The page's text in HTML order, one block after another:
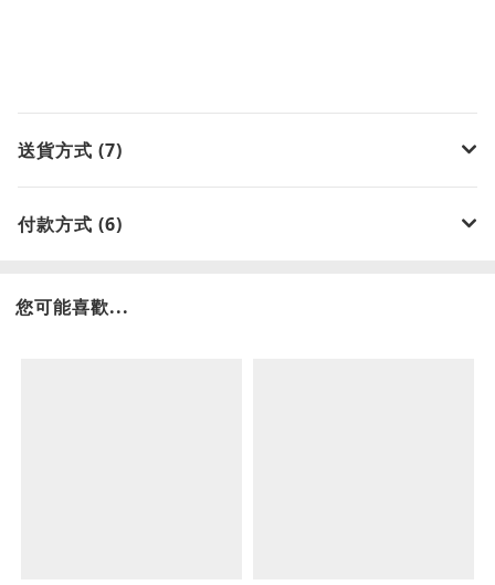
送貨方式 (7)
付款方式 (6)
您可能喜歡...